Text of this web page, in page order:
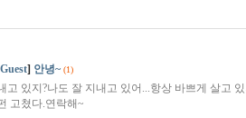
] 안녕~ (1)
고 있지?나도 잘 지내고 있어...항상 바쁘게 살고
고쳤다.연락해~